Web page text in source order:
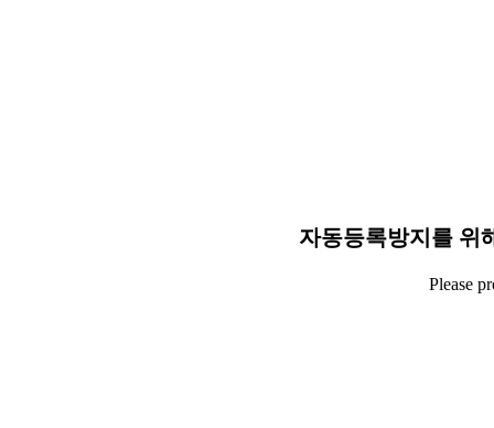
자동등록방지를 위
Please